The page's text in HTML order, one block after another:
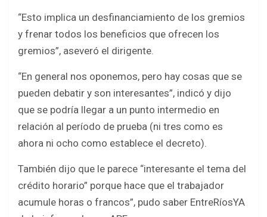
“Esto implica un desfinanciamiento de los gremios
y frenar todos los beneficios que ofrecen los
gremios”, aseveró el dirigente.
“En general nos oponemos, pero hay cosas que se
pueden debatir y son interesantes”, indicó y dijo
que se podría llegar a un punto intermedio en
relación al período de prueba (ni tres como es
ahora ni ocho como establece el decreto).
También dijo que le parece “interesante el tema del
crédito horario” porque hace que el trabajador
acumule horas o francos”, pudo saber EntreRíosYA